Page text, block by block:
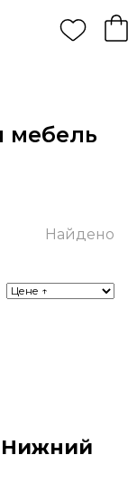
мебель
Найдено
Нижний